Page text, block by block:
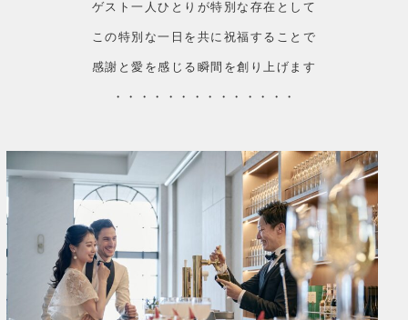
ゲスト一人ひとりが特別な存在として
この特別な一日を共に祝福することで
感謝と愛を感じる瞬間を創り上げます
・・・・・・・・・・・・・・